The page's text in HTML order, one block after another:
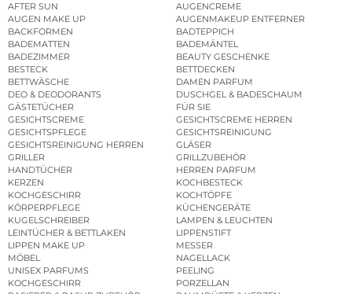
AFTER SUN
AUGENCREME
AUGEN MAKE UP
AUGENMAKEUP ENTFERNER
BACKFORMEN
BADTEPPICH
BADEMATTEN
BADEMÄNTEL
BADEZIMMER
BEAUTY GESCHENKE
BESTECK
BETTDECKEN
BETTWÄSCHE
DAMEN PARFUM
DEO & DEODORANTS
DUSCHGEL & BADESCHAUM
GÄSTETÜCHER
FÜR SIE
GESICHTSCREME
GESICHTSCREME HERREN
GESICHTSPFLEGE
GESICHTSREINIGUNG
GESICHTSREINIGUNG HERREN
GLÄSER
GRILLER
GRILLZUBEHÖR
HANDTÜCHER
HERREN PARFUM
KERZEN
KOCHBESTECK
KOCHGESCHIRR
KOCHTÖPFE
KÖRPERPFLEGE
KÜCHENGERÄTE
KUGELSCHREIBER
LAMPEN & LEUCHTEN
LEINTÜCHER & BETTLAKEN
LIPPENSTIFT
LIPPEN MAKE UP
MESSER
MÖBEL
NAGELLACK
UNISEX PARFUMS
PEELING
KOCHGESCHIRR
PORZELLAN